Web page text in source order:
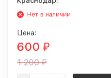
Нет в наличии
Цена:
600 ₽
1 200₽